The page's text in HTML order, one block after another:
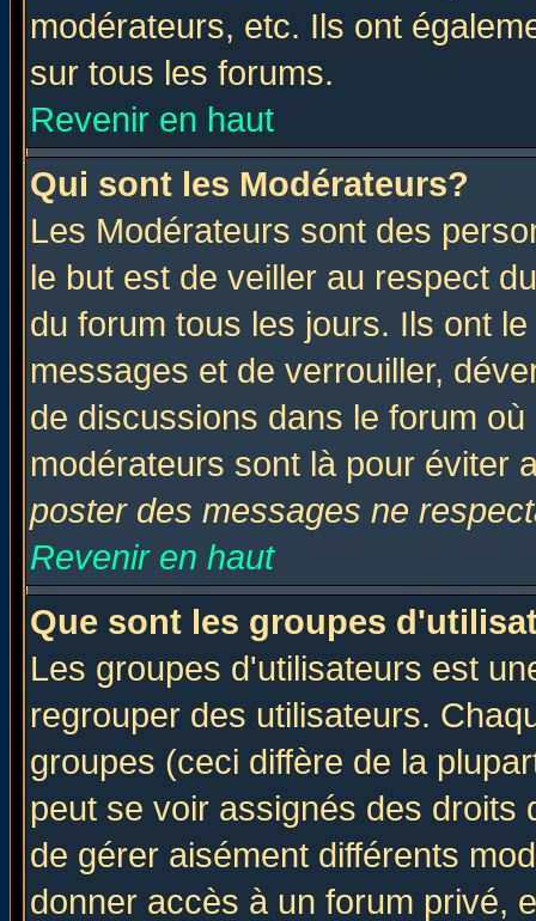
modérateurs, etc. Ils ont
sur tous les forums.
Revenir en haut
Qui sont les Modérateurs?
Les Modérateurs sont des
le but est de veiller au respect
du forum tous les jours. Ils ont
messages et de verrouiller,
de discussions dans le forum
modérateurs sont là pour éviter
poster des messages ne
Revenir en haut
Que sont les groupes
Les groupes d'utilisateurs est
regrouper des utilisateurs.
groupes (ceci diffère de la
peut se voir assignés des
de gérer aisément différents
donner accès à un forum privé,